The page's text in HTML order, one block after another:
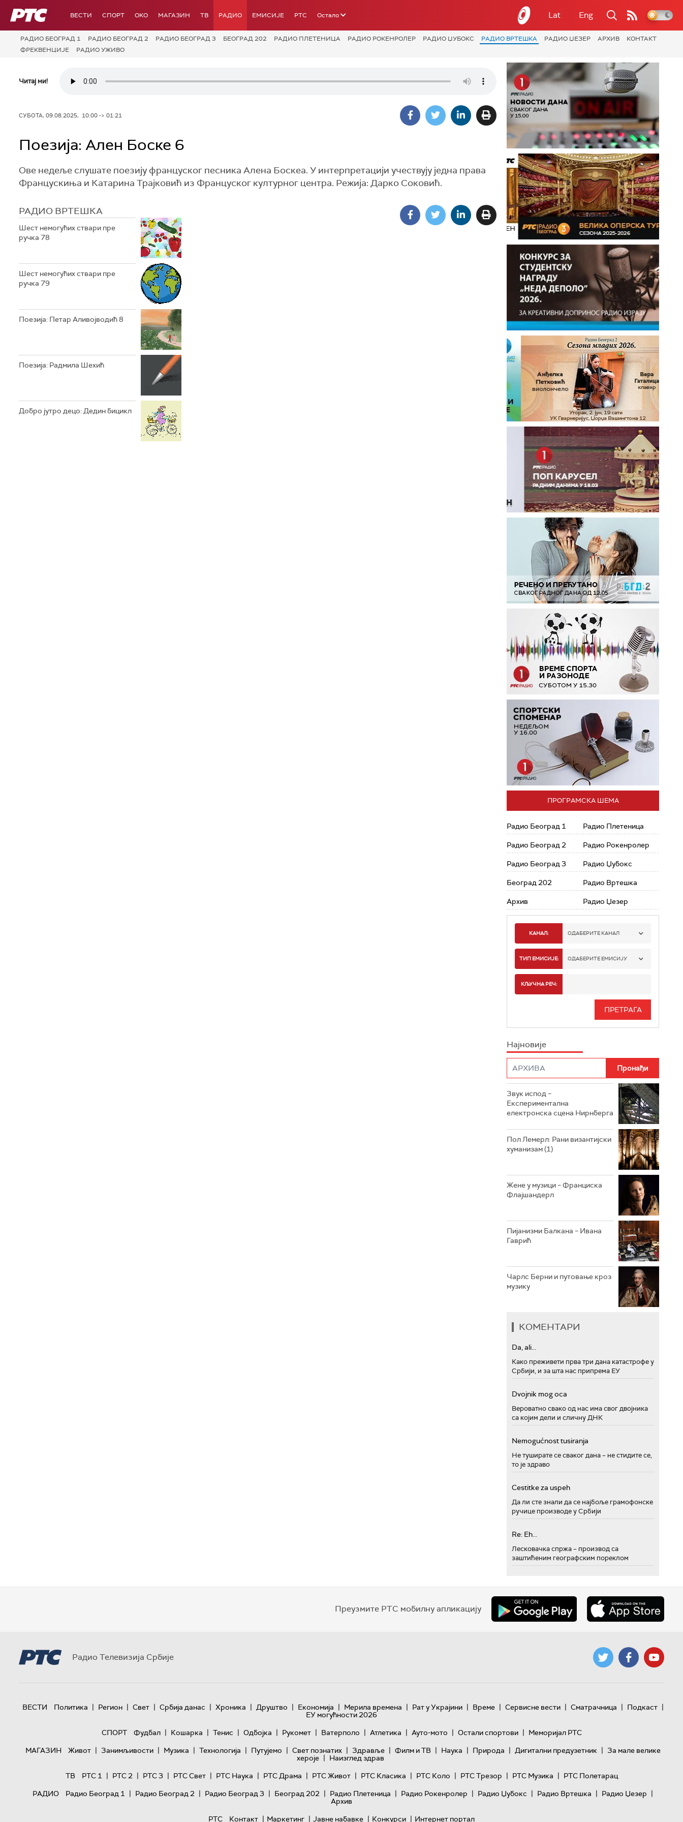
РТС ВЕСТИ СПОРТ OKO МАГАЗИН ТВ РАДИО ЕМИСИЈЕ РТС Остало Lat Eng
РАДИО БЕОГРАД 1 РАДИО БЕОГРАД 2 РАДИО БЕОГРАД 3 БЕОГРАД 202 РАДИО ПЛЕТЕНИЦА РАДИО РОКЕНРОЛЕР РАДИО ЏУБОКС РАДИО ВРТЕШКА РАДИО ЏЕЗЕР АРХИВ
КОНТАКТ
ФРЕКВЕНЦИЈЕ
РАДИО УЖИВО
Читај ми!
СУБОТА, 09.08.2025, 10:00 -> 01:21
Поезија: Ален Боске 6
Ове недеље слушате поезију француског песника Алена Боскеа. У интерпретацији учествују једна права
Францускиња и Катарина Трајковић из Француског културног центра. Режија: Дарко Соковић.
РАДИО ВРТЕШКА
Шест немогућих ствари пре
ручка 78
Шест немогућих ствари пре
ручка 79
Поезија: Петар Аливојводић 8
Поезија: Радмила Шехић
Добро јутро децо: Дедин бицикл
ПРОГРАМСКА ШЕМА
Радио Београд 1
Радио Београд 2
Радио Београд 3
Београд 202
Архив
Радио Плетеница
Радио Рокенролер
Радио Џубокс
Радио Вртешка
Радио Џезер
КАНАЛ: ОДАБЕРИТЕ КАНАЛ
РАДИО БЕОГРАД 1
РАДИО БЕОГРАД 3
РАДИО РОКЕНРОЛЕР
РАДИО ЏУБОКС
РАДИО ВРТЕШКА
РАДИО ЏЕЗЕР
ТИП ЕМИСИЈЕ: ОДАБЕРИТЕ ЕМИСИЈУ
ИНФО
КЉУЧНА РЕЧ:
Најновије
Звук испод –
Експериментална
електронска сцена Нирнберга
Пол Лемерл: Рани византијски
хуманизам (1)
Жене у музици – Франциска
Флајшандерл
Пијанизми Балкана – Ивана
Гаврић
Чарлс Берни и путовање кроз
музику
КОМЕНТАРИ
Da, ali...
Како преживети прва три дана катастрофе у
Србији, и за шта нас припрема ЕУ
Dvojnik mog oca
Вероватно свако од нас има свог двојника
са којим дели и сличну ДНК
Nemogućnost tusiranja
Не туширате се сваког дана – не стидите се,
то је здраво
Cestitke za uspeh
Да ли сте знали да се најбоље грамофонске
ручице производе у Србији
Re: Eh...
Лесковачка спржа – производ са
заштићеним географским пореклом
Преузмите РТС мобилну апликацију
Радио Телевизија Србије
ВЕСТИ Политика | Регион | Свет | Србија данас | Хроника | Друштво | Економија | Мерила времена | Рат у Украјини | Време | Сервисне вести | Сматрачница | Подкаст |
ЕУ могућности 2026
СПОРТ
Фудбал | Кошарка | Тенис | Одбојка | Рукомет | Ватерполо | Атлетика | Ауто-мото | Остали спортови | Меморијал РТС
МАГАЗИН
Живот | Занимљивости | Музика | Технологијa | Путујемо | Свет познатих | Здравље | Филм и ТВ | Наука | Природа | Дигитални предузетник | За мале велике
хероје | Наизглед здрав
ТВ
РТС 1 | РТС 2 | РТС 3 | РТС Свет | РТС Наука | РТС Драма | РТС Живот | РТС Класика | РТС Коло | РТС Трезор | РТС Музика | РТС Полетарац
РАДИО
Радио Београд 1 | Радио Београд 2 | Радио Београд 3 | Београд 202 | Радио Плетеница | Радио Рокенролер | Радио Џубокс | Радио Вртешка | Радио Џезер |
Архив
РТС
Контакт | Маркетинг | Јавне набавке | Конкурси | Интернет портал